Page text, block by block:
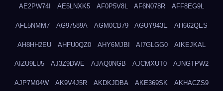
AE2PW74I AE5LNXK5 AF0P5V8L AF6N078R AFF8EG9L
AFL5NMM7 AG97589A AGM0CB79 AGUY943E AH662QES
AH8HH2EU AHFU0QZ0 AHY6MJBI AI7GLGG0 AIKEJKAL
AIZU9LU5 AJ3Z9DWE AJAQ0NGB AJCMXUT0 AJNGTPW2
AJP7M04W AK9V4J5R AKDKJDBA AKE369SK AKHACZS9